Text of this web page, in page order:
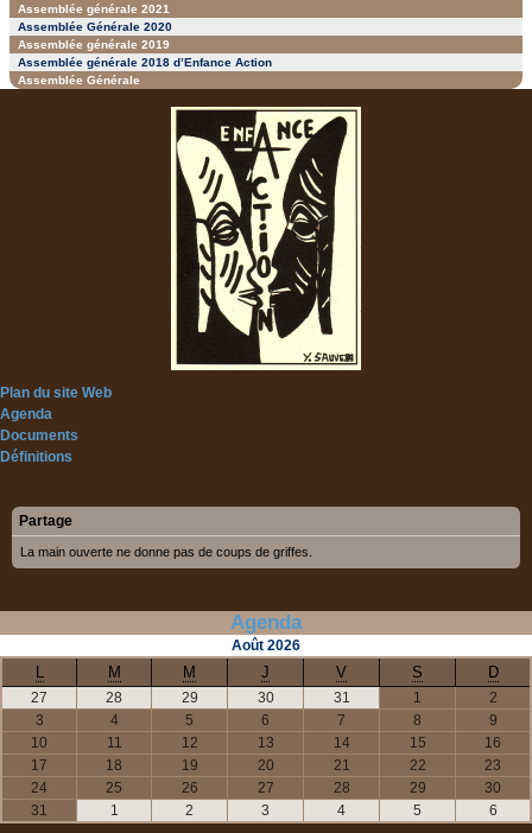
Assemblée générale 2021
Assemblée Générale 2020
Assemblée générale 2019
Assemblée générale 2018 d’Enfance Action
Assemblée Générale
Plan du site Web
Agenda
Documents
Définitions
Partage
La main ouverte ne donne pas de coups de griffes.
Agenda
Août 2026
L M M J V S D
27 28 29 30 31 1
2
3
4 5 6 7 8
9
10
11 12 13 14 15
16
17
18 19 20 21 22
23
24
25 26 27 28 29
30
31
1 2 3 4 5 6